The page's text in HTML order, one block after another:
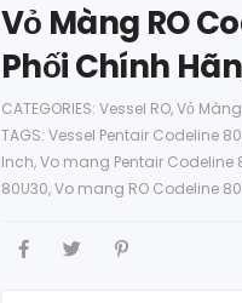
Vỏ Màng RO
Phối Chính
CATEGORIES: Vessel RO,Vỏ
TAGS: Vessel Pentair Codeline
Inch,Vo mang Pentair Codeline
80U30,Vo mang RO Codeline